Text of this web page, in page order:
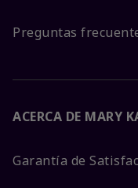
Preguntas
ACERCA DE MARY
Garantía de